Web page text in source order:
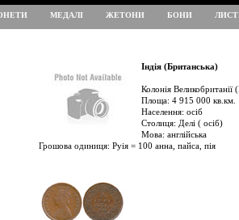
МЕДАЛІ ЖЕТОНИ БОНИ
Індія (Британська)
Колонія Великобританії
Площа: 4 915 000 кв.км.
Населення: осіб
Столиця: Делі ( осіб)
Мова: англійська
Грошова одиниця: Руія = 100 анна, пайса, пія